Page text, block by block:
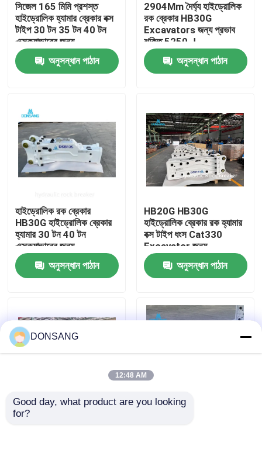
বাড়ি
পণ্য
আমাদের সম্পর্কে
কারখানা ভ্রমণ
যোগাযোগ করুন
হাইড্রোলিক রক ব্রেকার
সিজেল 165 মিমি প্রশস্ত
হাইড্রোলিক হ্যামার ব্রেকার বক্স
টাইপ 30 টন 35 টন 40 টন
এক্সক্যাভারের জন্য
অনুসন্ধান পাঠান
2904Mm দৈর্ঘ্য হাইড্রোলিক
রক ব্রেকার HB30G
Excavators জন্য প্রভাব
শক্তি 5250 J
অনুসন্ধান পাঠান
হাইড্রোলিক রক ব্রেকার
HB30G হাইড্রোলিক ব্রেকার
হ্যামার 30 টন 40 টন
এক্সক্যাভারের জন্য
অনুসন্ধান পাঠান
HB20G HB30G
হাইড্রোলিক ব্রেকার রক হ্যামার
বক্স টাইপ ধংস Cat330
Excavator জন্য
অনুসন্ধান পাঠান
সিজেল 165 মিমি প্রশস্ত
DONSANG
12:48 AM
Good day, what product are you looking
for?